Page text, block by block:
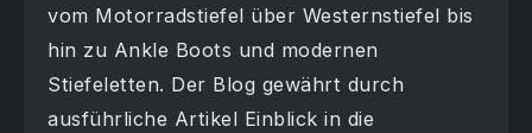
vom Motorradstiefel über Westernstiefel bis
hin zu Ankle Boots und modernen
Stiefeletten. Der Blog gewährt durch
ausführliche Artikel Einblick in die